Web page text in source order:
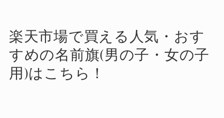
楽天市場で買える人気・おす
すめの名前旗(男の子・女の子
用)はこちら！